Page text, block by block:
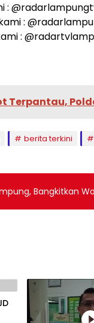
:
:
:
Terpantau,
berita terkini
Bangkitkan